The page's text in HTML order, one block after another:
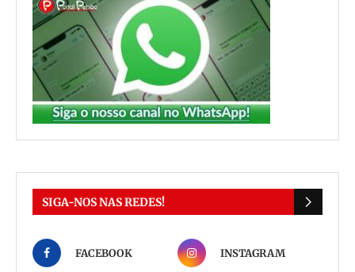
SIGA-NOS NAS REDES!
FACEBOOK INSTAGRAM